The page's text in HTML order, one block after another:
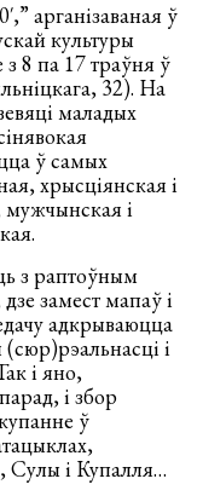
арганізаваная ў
культуры
8 па 17 траўня ў
32). На
маладых
ў самых
хрысціянская і
мужчынская і
з раптоўным
замест мапаў і
адкрываюцца
і
і яно,
і збор
ў
Сулы і Купалля…